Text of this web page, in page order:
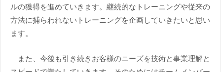
ルの獲得を進めていきます。継続的なトレーニングや従来の
方法に捕らわれないトレーニングを企画していきたいと思い
ます。
また、今後も引き続きお客様のニーズを技術と事業理解と